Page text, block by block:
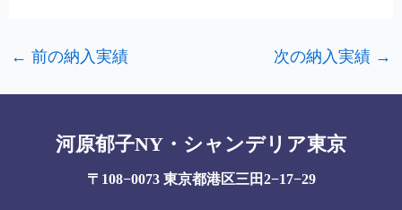
← 前の納入実績 次の納入実績 →
河原郁子NY・シャンデリア東京
〒108−0073 東京都港区三田2−17−29